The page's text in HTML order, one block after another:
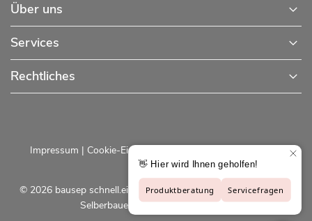
Über uns
Services
Rechtliches
© 2026 bausep schnell.einfach.preiswert - Baustoffe online für
Selberbauer und Profis |bausep.de
Impressum | Cookie-Einstellungen